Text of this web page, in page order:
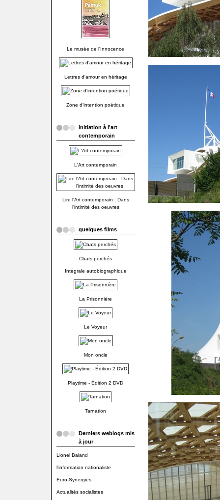
Le musée de l'Innocence
Lettres d'amour en héritage
Zone d'intention poétique
initiation à l'art
contemporain
L'Art contemporain
Lire l'Art contemporain : Dans
l'intimité des oeuvres
quelques films
Chats perchés
Intégrale autobiographique
La Prisonnière
Le Voyeur
Mon oncle
Playtime - Édition 2 DVD
Tarnation
Derniers weblogs mis
à jour
Lionel Baland
l'information nationaliste
Euro-Synergies
Actualités socialistes